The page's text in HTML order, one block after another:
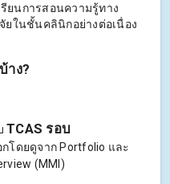
ยนการสอนความรู้ทาง
ในชั้นคลินิกอย่างต่อเนื่อง
าง?
TCAS รอบ
โดยดูจาก Portfolio และ
(MMI)